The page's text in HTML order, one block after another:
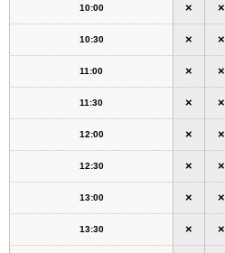
10:00 × ×
10:30 × ×
11:00 × ×
11:30 × ×
12:00 × ×
12:30 × ×
13:00 × ×
13:30 × ×